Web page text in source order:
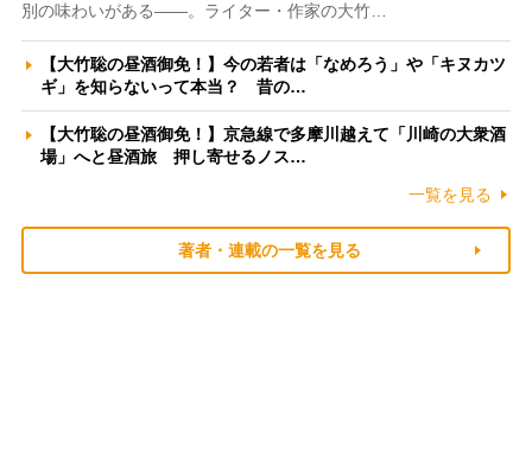
別の味わいがある――。ライター・作家の大竹…
【大竹聡の昼酒御免！】今の若者は「なめろう」や「キヌカツ
ギ」を知らないって本当？ 昔の…
【大竹聡の昼酒御免！】京急線で多摩川越えて「川崎の大衆酒
場」へと昼酒旅 押し寄せるノス…
一覧を見る
著者・連載の一覧を見る